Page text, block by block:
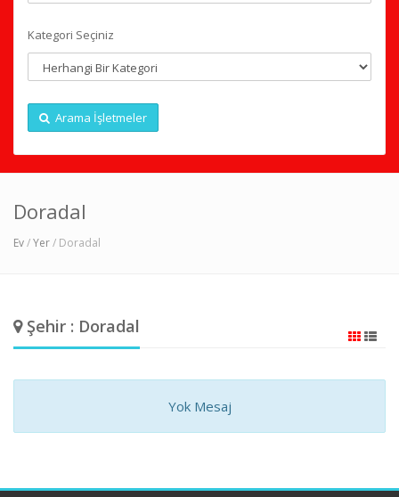
Kategori Seçiniz
Arama İşletmeler
Doradal
Ev/Yer/ Doradal
Şehir : Doradal
Yok Mesaj